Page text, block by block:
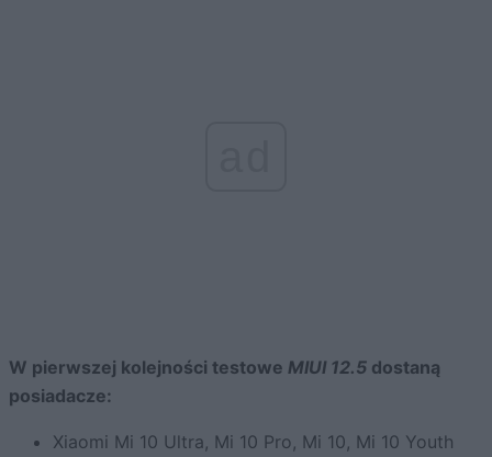
W pierwszej kolejności testowe MIUI 12.5 dostaną
posiadacze:
Xiaomi Mi 10 Ultra, Mi 10 Pro, Mi 10, Mi 10 Youth